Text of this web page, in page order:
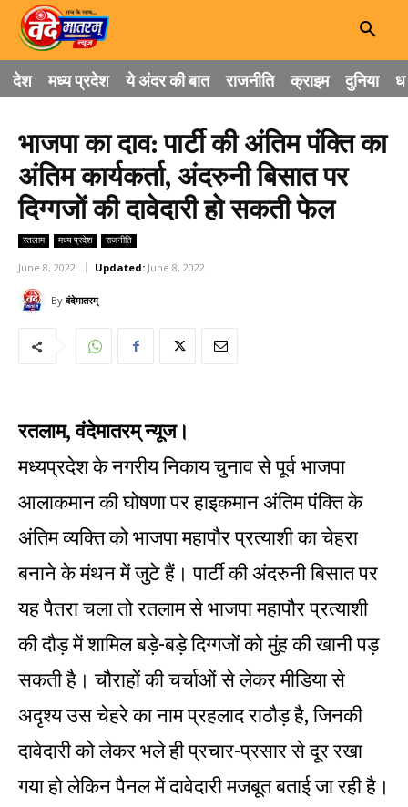
देश मध्य प्रदेश ये अंदर की बात राजनीति क्राइम दुनिया
भाजपा का दाव: पार्टी की अंतिम पंक्ति का
अंतिम कार्यकर्ता, अंदरुनी बिसात पर
दिग्गजों की दावेदारी हो सकती फेल
रतलाम मध्य प्रदेश राजनीति
June 8, 2022 Updated: June 8, 2022
By वंदेमातरम्
रतलाम, वंदेमातरम् न्यूज।
मध्यप्रदेश के नगरीय निकाय चुनाव से पूर्व भाजपा
आलाकमान की घोषणा पर हाइकमान अंतिम पंंक्ति के
अंतिम व्यक्ति को भाजपा महापौर प्रत्याशी का चेहरा
बनाने के मंथन में जुटे हैं। पार्टी की अंदरुनी बिसात पर
यह पैतरा चला तो रतलाम से भाजपा महापौर प्रत्याशी
की दौड़ में शामिल बड़े-बड़े दिग्गजों को मुंह की खानी पड़
सकती है। चौराहों की चर्चाओं से लेकर मीडिया से
अदृश्य उस चेहरे का नाम प्रहलाद राठौड़ है, जिनकी
दावेदारी को लेकर भले ही प्रचार-प्रसार से दूर रखा
गया हो लेकिन पैनल में दावेदारी मजबूत बताई जा रही है।